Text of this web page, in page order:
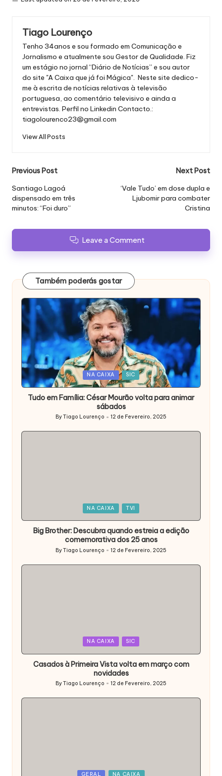
Tiago Lourenço
Tenho 34anos e sou formado em Comunicação e
Jornalismo e atualmente sou Gestor de Qualidade. Fiz
um estágio no jornal “Diário de Notícias” e sou autor
do site "A Caixa que já foi Mágica". Neste site dedico-
me à escrita de notícias relativas à televisão
portuguesa, ao comentário televisivo e ainda a
entrevistas. Perfil no Linkedin Contacto.:
tiagolourenco23@gmail.com
View All Posts
Post
navigation
Previous Post
Santiago Lagoá
dispensado em três
minutos:“Foi duro”
Next Post
‘Vale Tudo’ em dose dupla e
Ljubomir para combater
Cristina
Leave a Comment
Também poderás gostar
Posted
in
NA CAIXA SIC
Tudo em Família: César Mourão volta para animar
sábados
Posted
by
ByTiago Lourenço 12 de Fevereiro, 2025
NA CAIXA TVI
Big Brother: Descubra quando estreia a edição
comemorativa dos 25 anos
Posted
ByTiago Lourenço 12 de Fevereiro, 2025
NA CAIXA SIC
Casados à Primeira Vista volta em março com
novidades
Posted
by
ByTiago Lourenço 12 de Fevereiro, 2025
GERAL NA CAIXA